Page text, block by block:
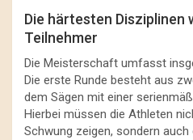
Die härtesten Disziplinen
Teilnehmer
Die Meisterschaft umfasst
Die erste Runde besteht aus
dem Sägen mit einer
Hierbei müssen die Athleten
Schwung zeigen, sondern auch